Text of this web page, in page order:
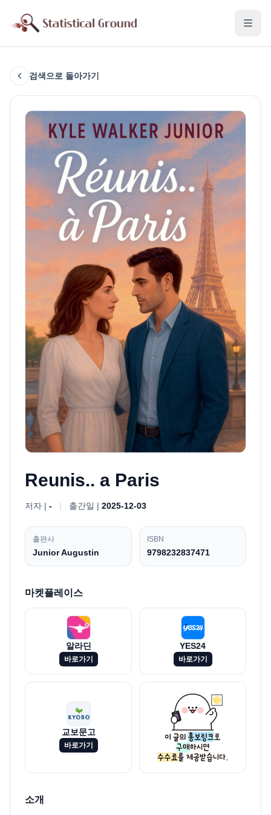
검색으로 돌아가기
Reunis.. a Paris
저자 | - | 출간일 | 2025-12-03
출판사
Junior Augustin
ISBN
9798232837471
마켓플레이스
알라딘
바로가기
YES24
바로가기
교보문고
바로가기
소개